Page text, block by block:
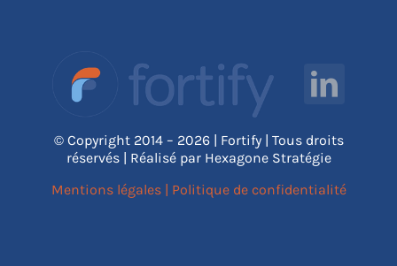
© Copyright 2014 – 2026 | Fortify | Tous droits
réservés | Réalisé par Hexagone Stratégie
Mentions légales| Politique de confidentialité